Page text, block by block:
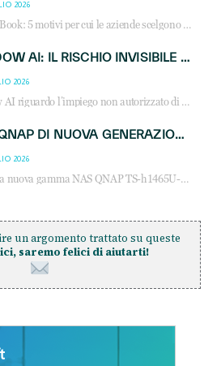
2026
HP ProBook: 5 motivi per cui le aziende scelgono i notebook business HP per migliorare produttività, sicurezza e gestione dell’AI.
SHADOW AI: IL RISCHIO INVISIBILE CHE LE AZIENDE POSSONO GOVERNARE
2026
Shadow AI riguardo l’impiego non autorizzato di sistemi AI all’interno dell’azienda. E’ una pratica che si diffonde a partire dai dipendenti fino ai dirigenti e mette a repentaglio la cybersecurity, con costi più elevati per le organizzazioni. Due recenti report illustrano il fenomeno e forniscono dati in merito
NAS QNAP DI NUOVA GENERAZIONE: PIÙ PRESTAZIONI, SCALABILITÀ E PROTEZIONE DEI DATI PER LE INFRASTRUTTURE IT MODERNE
2026
Scopri la nuova gamma NAS QNAP TS-h1465U-RP, TS-h1065eU e TS-h665U: storage aziendale con ZFS, DDR5, E1.S NVMe e connettività 2.5GbE per backup, virtualizzazione e cybersecurity.
un argomento trattato su queste
saremo felici di aiutarti!